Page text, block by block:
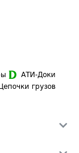
АТИ-Доки
Цепочки грузов